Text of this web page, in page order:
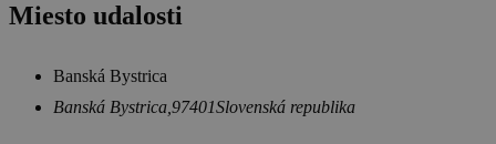
Miesto udalosti
Banská Bystrica
Banská Bystrica 97401Slovenská republika